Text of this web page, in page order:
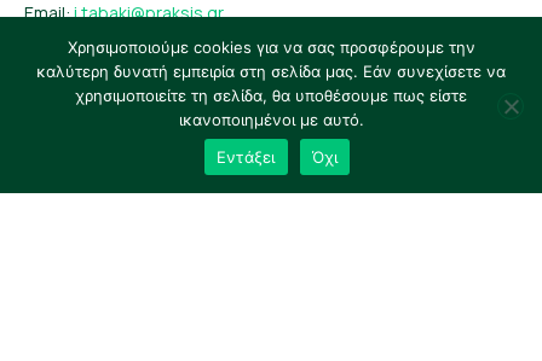
Εmail:i.tabaki@praksis.gr
Παγκόσμια Υποστήριξη για
Τοπικό Αντίκτυπο
Το Global Innovation Challenge στηρίζει καινοτόμες δράσεις
Χρησιμοποιούμε cookies για να σας προσφέρουμε την
καλύτερη δυνατή εμπειρία στη σελίδα μας. Εάν συνεχίσετε να
χρησιμοποιείτε τη σελίδα, θα υποθέσουμε πως είστε
ικανοποιημένοι με αυτό.
Εντάξει
Όχι